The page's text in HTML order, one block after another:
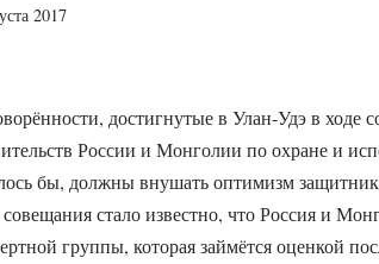
2017
достигнутые в Улан-Удэ в ходе
России и Монголии по охране и
бы, должны внушать оптимизм
совещания стало известно, что Россия и
группы, которая займётся оценкой